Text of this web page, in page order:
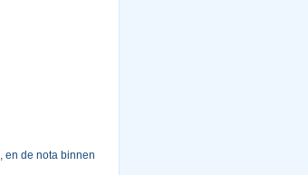
en de nota binnen